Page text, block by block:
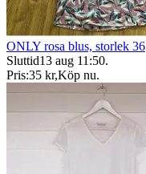
ONLY rosa blus, storlek 36
Sluttid13 aug 11:50.
Pris:35 kr,Köp nu.